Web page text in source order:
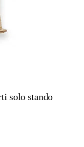
solo stando